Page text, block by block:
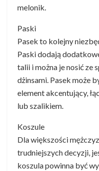
melonik.
Paski
Pasek to kolejny
Paski dodają
talii i można je nosić ze
dżinsami. Pasek może
element akcentujący,
lub szalikiem.
Koszule
Dla większości
trudniejszych decyzji,
koszula powinna być